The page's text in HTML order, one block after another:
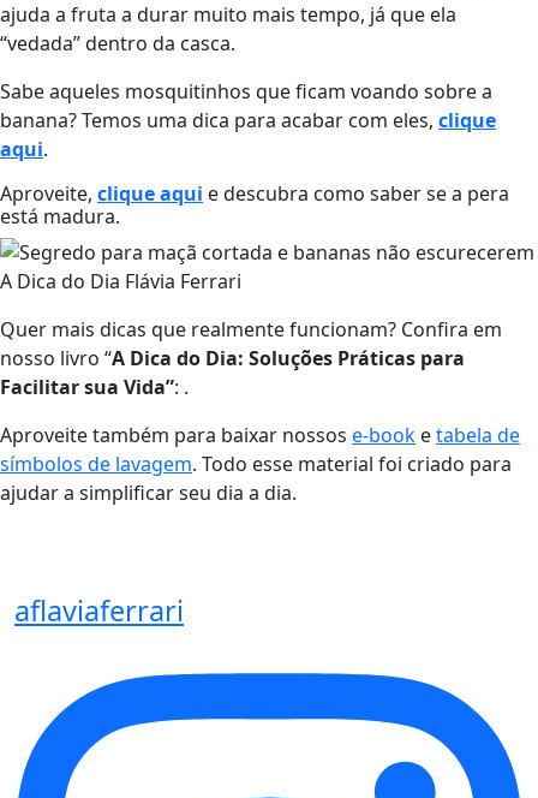
ajuda a fruta a durar muito mais tempo, já que ela
“vedada” dentro da casca.
Sabe aqueles mosquitinhos que ficam voando sobre a
banana? Temos uma dica para acabar com eles, clique
aqui.
Aproveite, clique aqui e descubra como saber se a pera
está madura.
Quer mais dicas que realmente funcionam? Confira em
nosso livro “A Dica do Dia: Soluções Práticas para
Facilitar sua Vida”: .
Aproveite também para baixar nossos e-book etabela de
símbolos de lavagem. Todo esse material foi criado para
ajudar a simplificar seu dia a dia.
aflaviaferrari